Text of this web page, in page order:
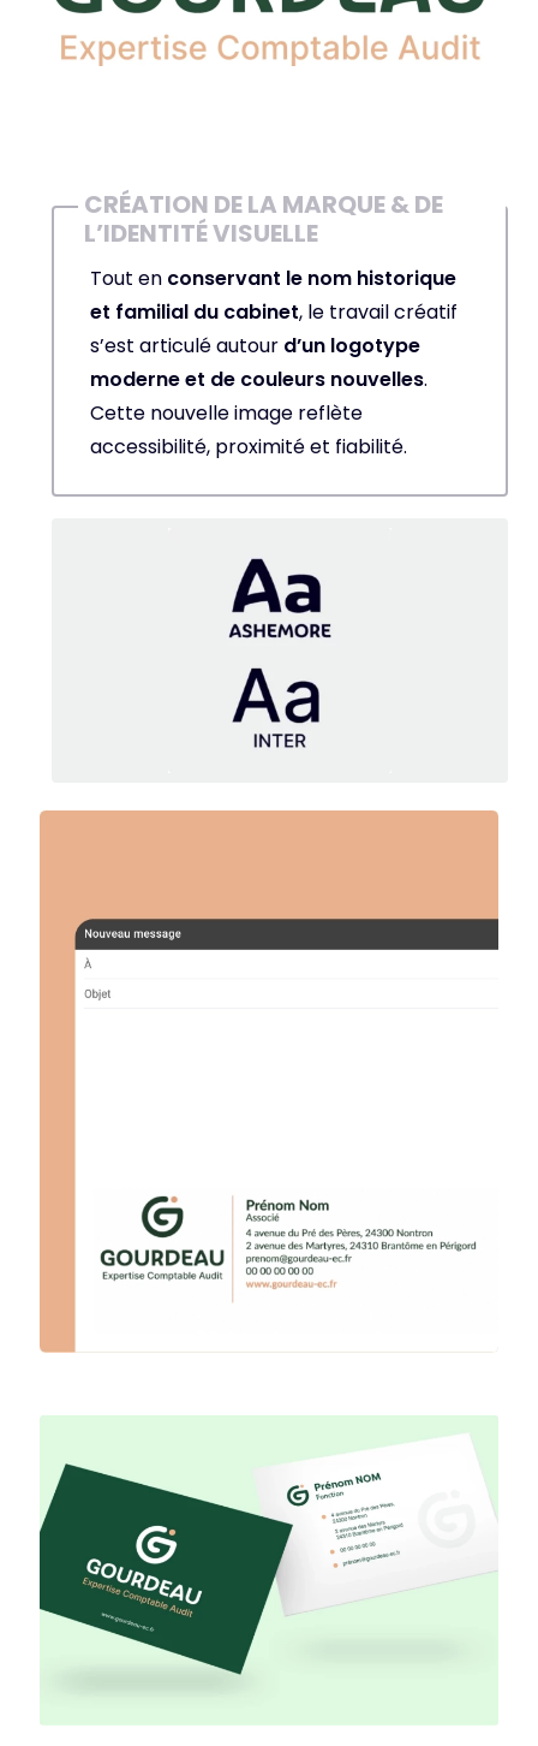
CRÉATION DE LA MARQUE & DE
L’IDENTITÉ VISUELLE
Tout en conservant le nom historique
et familial du cabinet, le travail créatif
s’est articulé autour d’un logotype
moderne et de couleurs nouvelles.
Cette nouvelle image reflète
accessibilité, proximité et fiabilité.